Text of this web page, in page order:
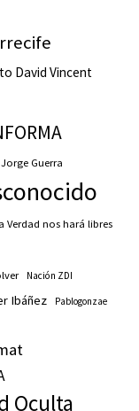
David Vincent
Jorge Guerra
Verdad nos hará libres
Nación ZDI
Ibáñez Pablogonzae
Oculta